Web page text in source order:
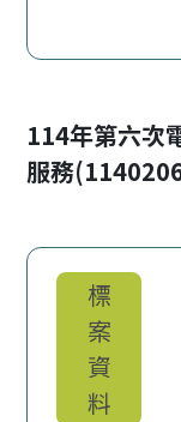
114年第六次
服務
標
案
資
料